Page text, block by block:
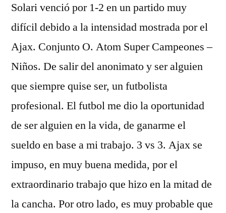
Solari venció por 1-2 en un partido muy
difícil debido a la intensidad mostrada por el
Ajax. Conjunto O. Atom Super Campeones –
Niños. De salir del anonimato y ser alguien
que siempre quise ser, un futbolista
profesional. El futbol me dio la oportunidad
de ser alguien en la vida, de ganarme el
sueldo en base a mi trabajo. 3 vs 3. Ajax se
impuso, en muy buena medida, por el
extraordinario trabajo que hizo en la mitad de
la cancha. Por otro lado, es muy probable que